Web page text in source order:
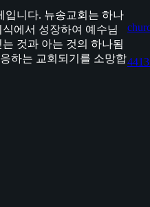
입니다. 뉴송교회는 하나
에서 성장하여 예수님
것과 아는 것의 하나됨
하는 교회되기를 소망합